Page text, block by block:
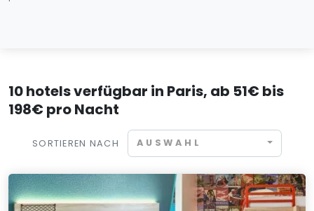
10 hotels verfügbar in Paris, ab 51€ bis
198€ pro Nacht
SORTIEREN NACH AUSWAHL